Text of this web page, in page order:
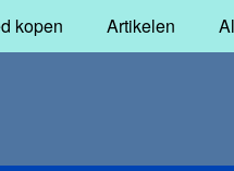
kopen Artikelen